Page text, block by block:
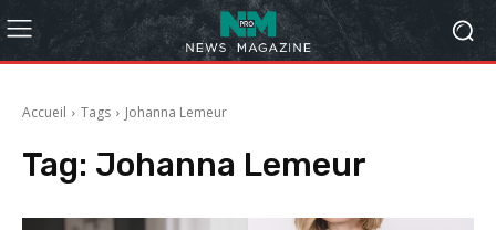
Accueil Tags Johanna Lemeur
Tag: Johanna Lemeur